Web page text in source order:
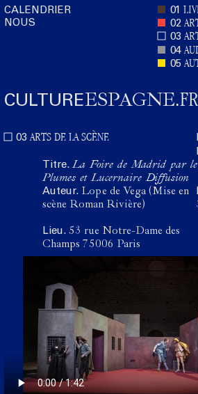
CALENDRIER
NOUS
01
02
03
04
05
CULTUREESPAGNE.FR
03 ARTS DE LA SCÈNE
Titre. La Foire de Madrid par le
Plumes et Lucernaire Diffusion
Auteur. Lope de Vega (Mise en
scène Roman Rivière)
Lieu. 53 rue Notre-Dame des
Champs 75006 Paris